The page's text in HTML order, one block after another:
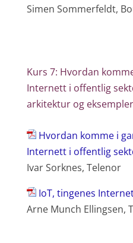
Simen Sommerfeldt,
Kurs 7: Hvordan
Internett i offentlig
arkitektur og eksempler
Hvordan komme i
Internett i offentlig
Ivar Sorknes, Telenor
IoT, tingenes
Arne Munch Ellingsen,